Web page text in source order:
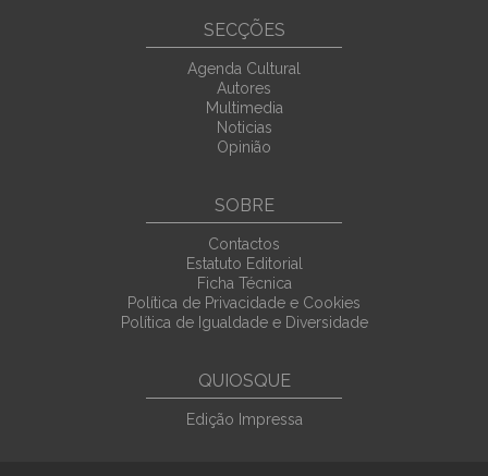
SECÇÕES
Agenda Cultural
Autores
Multimedia
Noticias
Opinião
SOBRE
Contactos
Estatuto Editorial
Ficha Técnica
Política de Privacidade e Cookies
Política de Igualdade e Diversidade
QUIOSQUE
Edição Impressa